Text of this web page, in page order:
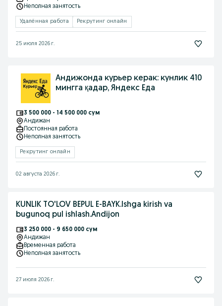
Неполная занятость
Удалённая работа Рекрутинг онлайн
25 июля 2026 г.
Андижонда курьер керак: кунлик 410
мингга қадар, Яндекс Еда
3 500 000 - 14 500 000 сум
Андижан
Постоянная работа
Неполная занятость
Рекрутинг онлайн
02 августа 2026 г.
KUNLIK TO'LOV BEPUL E-BAYK.Ishga kirish va
bugunoq pul ishlash.Andijon
3 250 000 - 9 650 000 сум
Андижан
Временная работа
Неполная занятость
27 июля 2026 г.